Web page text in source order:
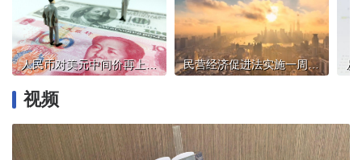
人民币对美元中间价再上调，未来走势如何？ 民营经济促进法实施一周年：从“纸面”到“地面”，多重视角看获得感
视频